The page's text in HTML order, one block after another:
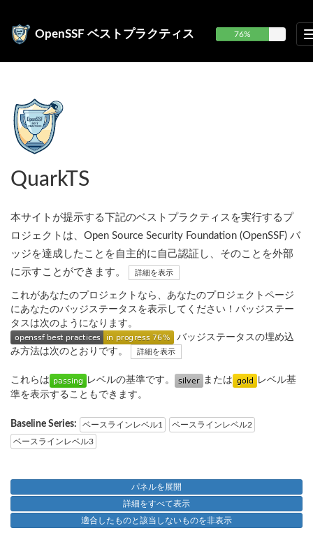
OpenSSF ベストプラクティス 76%
QuarkTS
本サイトが提示する下記のベストプラクティスを実行するプ
ロジェクトは、Open Source Security Foundation (OpenSSF) バ
ッジを達成したことを自主的に自己認証し、そのことを外部
に示すことができます。
詳細を表示
これがあなたのプロジェクトなら、あなたのプロジェクトページ
にあなたのバッジステータスを表示してください！バッジステー
タスは次のようになります。
バッジステータスの埋め込
み方法は次のとおりです。
詳細を表示
これらは レベルの基準です。 または
レベル基
準を表示することもできます。
Baseline Series: ベースラインレベル1
ベースラインレベル2
ベースラインレベル3
パネルを展開
詳細をすべて表示
適合したものと該当しないものを非表示